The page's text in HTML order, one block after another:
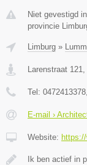
Niet gevestigd
provincie
Limburg »
Larenstraat 121
Tel: 0472413378
E-mail ›
Website:
Ik ben actief in